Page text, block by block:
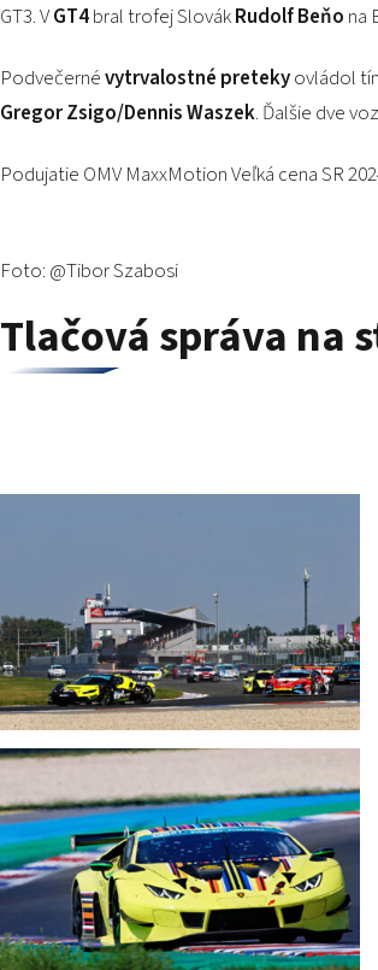
GT3. VGT4bral trofej SlovákRudolf Beňo na
Podvečernévytrvalostné pretekyovládol
Gregor Zsigo/Dennis Waszek. Ďalšie dve
Podujatie OMV MaxxMotion Veľká cena SR
Foto: @Tibor Szabosi
Tlačová správa na